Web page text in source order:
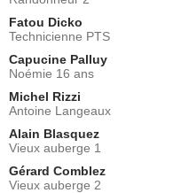
Fatou Dicko
Technicienne PTS
Capucine Palluy
Noémie 16 ans
Michel Rizzi
Antoine Langeaux
Alain Blasquez
Vieux auberge 1
Gérard Comblez
Vieux auberge 2